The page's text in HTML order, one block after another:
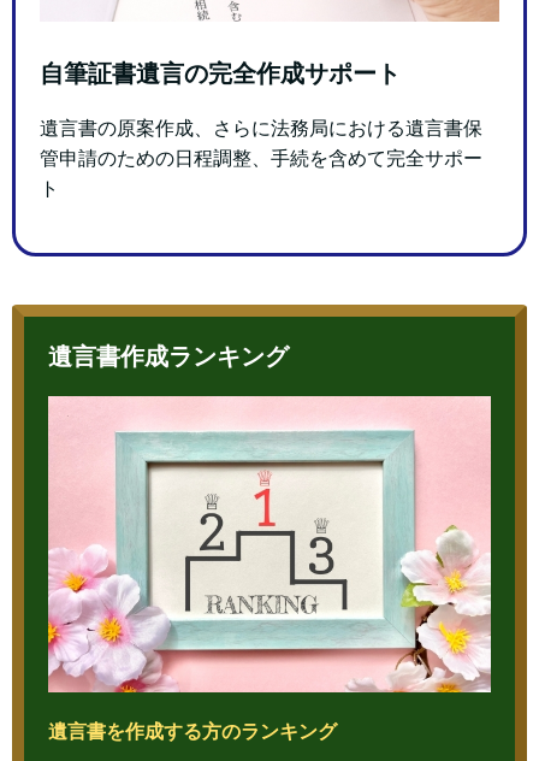
自筆証書遺言の完全作成サポート
遺言書の原案作成、さらに法務局における遺言書保
管申請のための日程調整、手続を含めて完全サポー
ト
遺言書作成ランキング
遺言書を作成する方のランキング